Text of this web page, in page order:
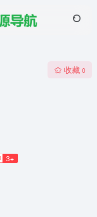
收藏 0
3+